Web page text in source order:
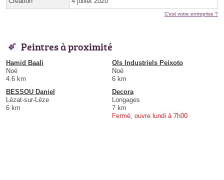
C'est votre entreprise ?
Peintres à proximité
Hamid Baali
Noé
4.6 km
Ols Industriels Peixoto
Noé
6 km
BESSOU Daniel
Lézat-sur-Lèze
6 km
Decora
Longages
7 km
Fermé, ouvre lundi à 7h00